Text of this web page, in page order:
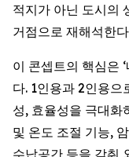
적지가 아닌 도시의
거점으로 재해석한
이 콘셉트의 핵심은
다. 1인용과 2인용으
성, 효율성을 극대화
및 온도 조절 기능,
수납공간 등을 갖춰